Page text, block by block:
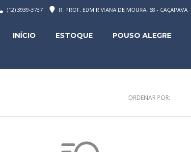
R. PROF. EDMIR VIANA DE MOURA, 68 - CAÇAPAVA
(12) 3939-3737
INÍCIO ESTOQUE POUSO ALEGRE
ORDENAR POR: